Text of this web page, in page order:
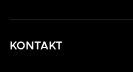
KONTAKT